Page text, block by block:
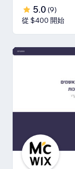
5.0 (9)
從 $400 開始